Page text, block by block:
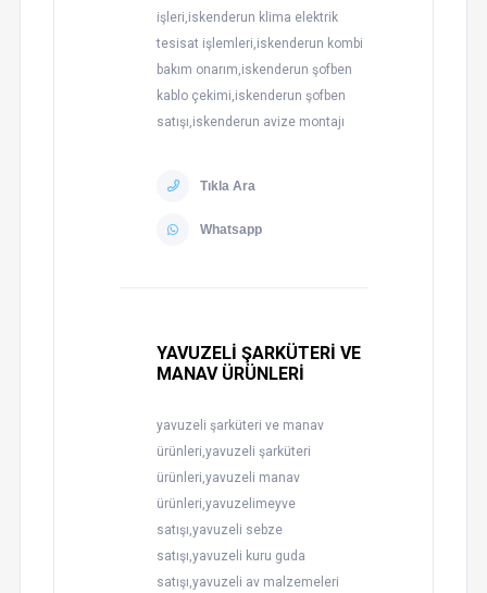
işleri,iskenderun klima elektrik
tesisat işlemleri,iskenderun kombi
bakım onarım,iskenderun şofben
kablo çekimi,iskenderun şofben
satışı,iskenderun avize montajı
Tıkla Ara
Whatsapp
YAVUZELİ ŞARKÜTERİ VE
MANAV ÜRÜNLERİ
yavuzeli şarküteri ve manav
ürünleri,yavuzeli şarküteri
ürünleri,yavuzeli manav
ürünleri,yavuzelimeyve
satışı,yavuzeli sebze
satışı,yavuzeli kuru guda
satışı,yavuzeli av malzemeleri